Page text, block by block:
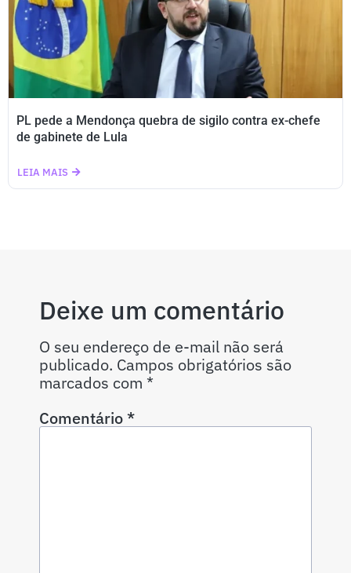
PL pede a Mendonça quebra de sigilo contra ex-chefe
de gabinete de Lula
LEIA MAIS
Deixe um comentário
O seu endereço de e-mail não será
publicado. Campos obrigatórios são
marcados com *
Comentário*